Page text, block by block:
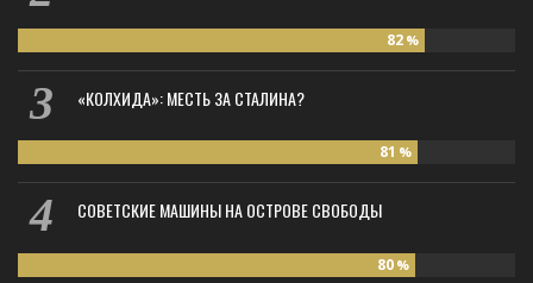
82 %
«КОЛХИДА»: МЕСТЬ ЗА СТАЛИНА?
81 %
СОВЕТСКИЕ МАШИНЫ НА ОСТРОВЕ СВОБОДЫ
80 %